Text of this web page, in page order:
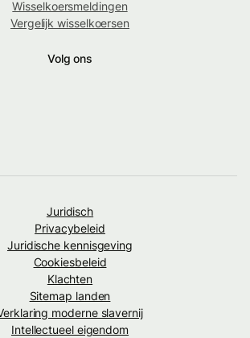
Wisselkoersmeldingen
Vergelijk wisselkoersen
Volg ons
Juridisch
Privacybeleid
Juridische kennisgeving
Cookiesbeleid
Klachten
Sitemap landen
moderne slavernij
Intellectueel eigendom